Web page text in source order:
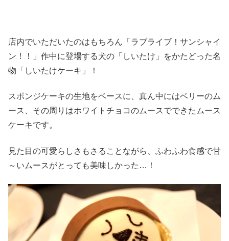
店内でいただいたのはもちろん「ラブライブ！サンシャイ
ン！！」作中に登場する犬の「しいたけ」をかたどった名
物「しいたけケーキ」！
スポンジケーキの生地をベースに、真ん中にはベリーのム
ース、その周りはホワイトチョコのムースでできたムース
ケーキです。
見た目の可愛らしさもさることながら、ふわふわ食感で甘
～いムースがとっても美味しかった…！